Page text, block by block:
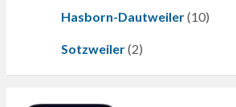
Hasborn-Dautweiler(10)
Sotzweiler(2)